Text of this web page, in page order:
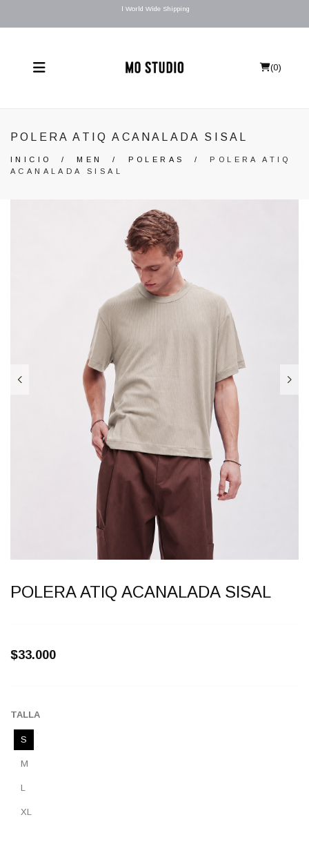
l World Wide Shipping
(0)
POLERA ATIQ ACANALADA SISAL
INICIO /MEN / POLERAS / POLERA ATIQ
ACANALADA SISAL
POLERA ATIQ ACANALADA SISAL
$33.000
TALLA
S
M
L
XL